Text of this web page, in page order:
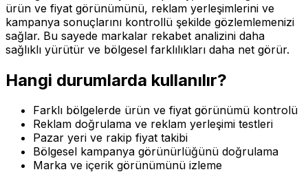
ürün ve fiyat görünümünü, reklam yerleşimlerini ve
kampanya sonuçlarını kontrollü şekilde gözlemlemenizi
sağlar. Bu sayede markalar rekabet analizini daha
sağlıklı yürütür ve bölgesel farklılıkları daha net görür.
Hangi durumlarda kullanılır?
Farklı bölgelerde ürün ve fiyat görünümü kontrolü
Reklam doğrulama ve reklam yerleşimi testleri
Pazar yeri ve rakip fiyat takibi
Bölgesel kampanya görünürlüğünü doğrulama
Marka ve içerik görünümünü izleme